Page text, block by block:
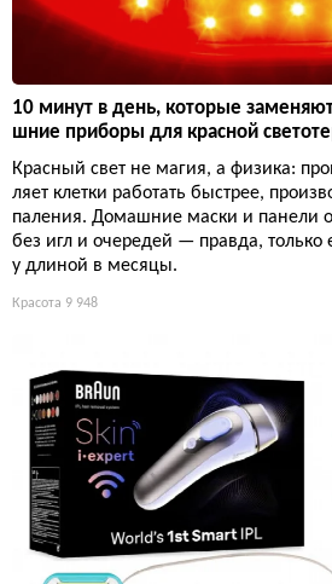
10 минут в день, которые
шние приборы для красной
Красный свет не магия, а физика:
ляет клетки работать быстрее,
паления. Домашние маски и панели
без игл и очередей — правда, только
у длиной в месяцы.
Красота 9 948